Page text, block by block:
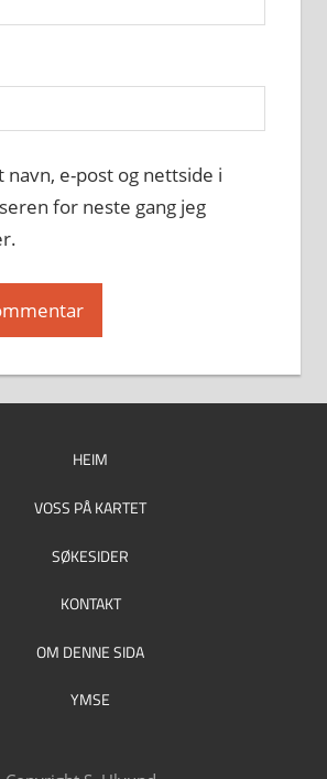
navn, e-post og nettside i
for neste gang jeg
HEIM
VOSS PÅ KARTET
SØKESIDER
KONTAKT
OM DENNE SIDA
YMSE